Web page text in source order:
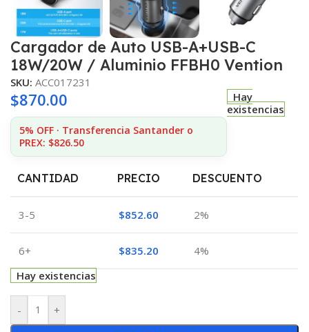
Cargador de Auto USB-A+USB-C
18W/20W / Aluminio FFBH0 Vention
SKU: ACC017231
$870.00
5% OFF · Transferencia Santander o
PREX: $826.50
Hay
existencias
CANTIDAD PRECIO DESCUENTO
3-5 $852.60 2%
6+ $835.20
4%
Hay existencias
- +